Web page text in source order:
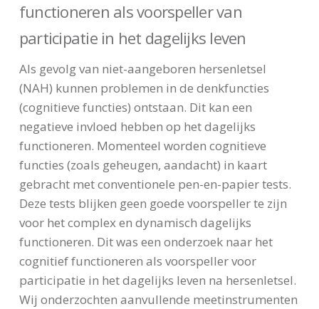
functioneren als voorspeller van
participatie in het dagelijks leven
Als gevolg van niet-aangeboren hersenletsel
(NAH) kunnen problemen in de denkfuncties
(cognitieve functies) ontstaan. Dit kan een
negatieve invloed hebben op het dagelijks
functioneren. Momenteel worden cognitieve
functies (zoals geheugen, aandacht) in kaart
gebracht met conventionele pen-en-papier tests.
Deze tests blijken geen goede voorspeller te zijn
voor het complex en dynamisch dagelijks
functioneren. Dit was een onderzoek naar het
cognitief functioneren als voorspeller voor
participatie in het dagelijks leven na hersenletsel.
Wij onderzochten aanvullende meetinstrumenten